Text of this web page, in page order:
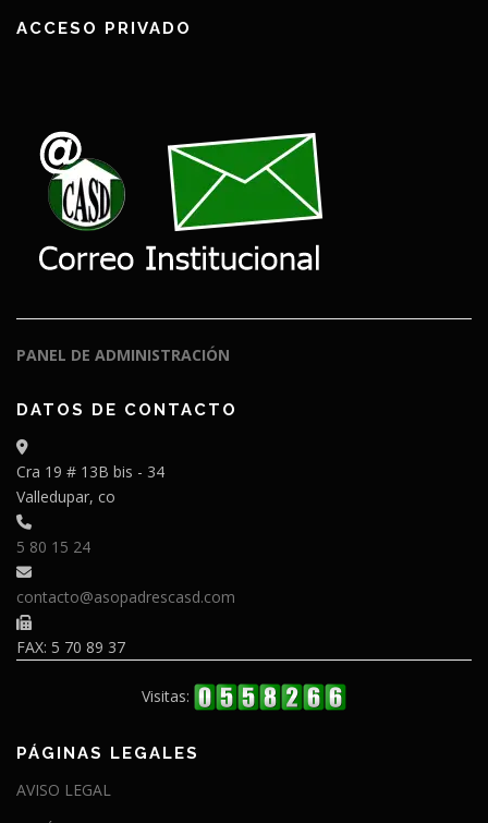
ACCESO PRIVADO
PANEL DE ADMINISTRACIÓN
DATOS DE CONTACTO
Cra 19 # 13B bis - 34
Valledupar, co
5 80 15 24
contacto@asopadrescasd.com
FAX: 5 70 89 37
Visitas:
PÁGINAS LEGALES
AVISO LEGAL